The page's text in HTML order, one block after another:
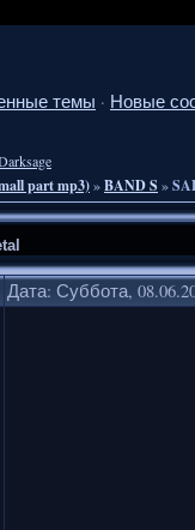
темы · Новые
part mp3)»BAND S »
Дата: Суббота,